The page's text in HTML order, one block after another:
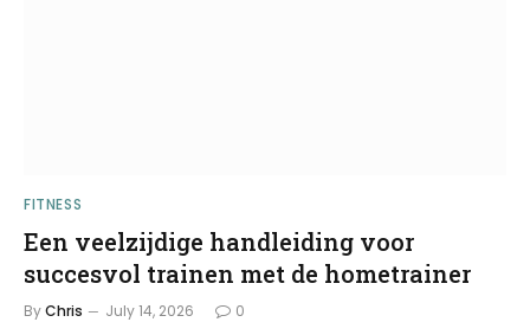
FITNESS
Een veelzijdige handleiding voor
succesvol trainen met de hometrainer
ByChris July 14, 2026 0